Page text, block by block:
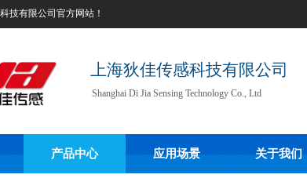
技有限公司 官方网站！
上海狄佳传感科技有限公司
Shanghai Di Jia Sensing Technology Co., Ltd
产品中心 应用场景 关于我们